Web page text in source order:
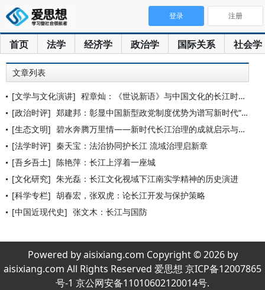
首页 法学 经济学 政治学 国际关系 社会学
登录 注册
文章列表
[文学与文化演讲] 程章灿：《世说新语》与中国文化的长江时代
[政治时评] 郑建邦：彰显中国新型政党制度优势为谱写新时代“长江之歌”凝心
[生态文明] 碧水奔腾万里情——新时代长江治理的成就启示与世界意义
[法学时评] 秦天宝：法治协同护长江 流域治理启新章
[吾乡吾土] 陈艳萍：长江上浮着一座城
[文化研究] 朱光磊：长江文化视域下江南实学精神的历史演进
[科学专栏] 胡春宏，张双虎：论长江开发与保护策略
[中国近现代史] 张文木：长江与国防
Powered by aisixiang.com Copyright © 2026 by
aisixiang.com All Rights Reserved 爱思想 京ICP备12007865
号-1 京公网安备11010602120014号.